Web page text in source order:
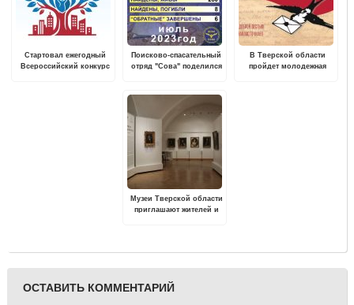
Стартовал ежегодный
Всероссийский конкурс
Поисково-спасательный
отряд "Сова" поделился
В Тверской области
пройдет молодежная
Музеи Тверской области
приглашают жителей и
ОСТАВИТЬ КОММЕНТАРИЙ